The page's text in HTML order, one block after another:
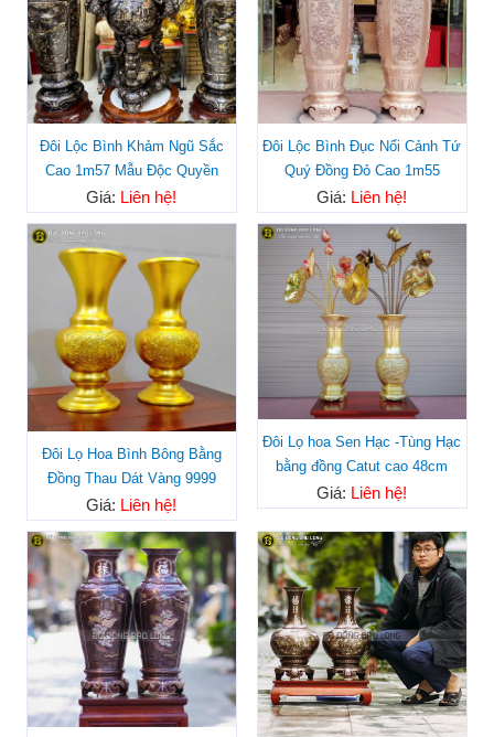
Đôi Lộc Bình Khảm Ngũ Sắc
Cao 1m57 Mẫu Độc Quyền
Giá: Liên hệ!
Đôi Lộc Bình Đục Nổi Cảnh Tứ
Quý Đồng Đỏ Cao 1m55
Giá: Liên hệ!
Đôi Lọ Hoa Bình Bông Bằng
Đồng Thau Dát Vàng 9999
Giá: Liên hệ!
Đôi Lọ hoa Sen Hạc -Tùng Hạc
bằng đồng Catut cao 48cm
Giá: Liên hệ!